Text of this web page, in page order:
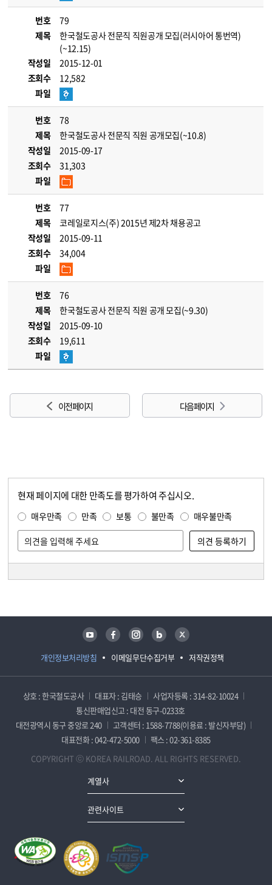
번호
79
제목
한국철도공사 전문직 직원공개 모집(러시아어 통번역)
(~12.15)
작성일
2015-12-01
조회수
12,582
파일
번호
78
제목
한국철도공사 전문직 직원 공개모집(~10.8)
작성일
2015-09-17
조회수
31,303
파일
번호
77
제목
코레일로지스(주) 2015년 제2차 채용공고
작성일
2015-09-11
조회수
34,004
파일
번호
76
제목
한국철도공사 전문직 직원 공개 모집(~9.30)
작성일
2015-09-10
조회수
19,611
파일
이전 페이지 다음 페이지
현재 페이지에 대한 만족도를 평가하여 주십시오.
매우만족 만족 보통 불만족 매우불만족
개인정보처리방침 이메일무단수집거부 저작권정책
유튜브 페이스북 인스타그램 블로그 트위터
상호 : 한국철도공사 대표자 : 김태승
사업자등록 : 314-82-10024
통신판매업신고 : 대전 동구-0233호
대전광역시 동구 중앙로 240
고객센터 : 1588-7788(이용료 : 발신자부담)
대표전화 : 042-472-5000
팩스 : 02-361-8385
COPYRIGHT ⓒ KOREA RAILROAD. ALL RIGHTS RESERVED.
계열사
관련사이트